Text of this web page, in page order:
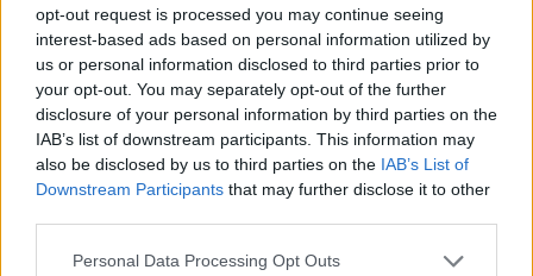
opt-out request is processed you may continue seeing
interest-based ads based on personal information utilized by
us or personal information disclosed to third parties prior to
your opt-out. You may separately opt-out of the further
disclosure of your personal information by third parties on the
IAB’s list of downstream participants. This information may
also be disclosed by us to third parties on the IAB’s List of
Downstream Participants that may further disclose it to other
Please note that this website/app uses one or more Google
Personal Data Processing Opt Outs